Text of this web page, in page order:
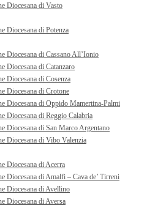
Diocesana di Vasto
Diocesana di Potenza
Diocesana di Cassano All’Ionio
Diocesana di Catanzaro
Diocesana di Cosenza
Diocesana di Crotone
Diocesana di Oppido Mamertina-Palmi
Diocesana di Reggio Calabria
Diocesana di San Marco Argentano
Diocesana di Vibo Valenzia
Diocesana di Acerra
Diocesana di Amalfi – Cava de’ Tirreni
Diocesana di Avellino
Diocesana di Aversa